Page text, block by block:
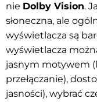
nie Dolby Vision.
słoneczna, ale
wyświetlacza są
wyświetlacza
jasnym motywem
przełączanie),
jasności), wybrać